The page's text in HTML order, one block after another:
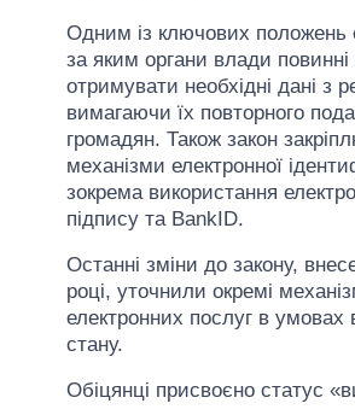
Одним із ключових положень
за яким органи влади повинні
отримувати необхідні дані з
вимагаючи їх повторного
громадян. Також закон
механізми електронної
зокрема використання
підпису та BankID.
Останні зміни до закону,
році, уточнили окремі
електронних послуг в умовах
стану.
Обіцянці присвоєно статус